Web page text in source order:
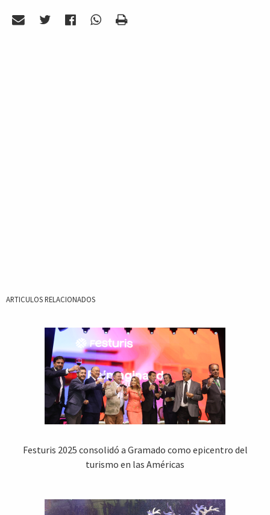
ARTICULOS RELACIONADOS
Festuris 2025 consolidó a Gramado como epicentro del
turismo en las Américas